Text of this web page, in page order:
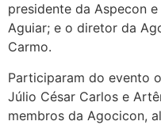
presidente da Aspecon
Aguiar; e o diretor da
Carmo.
Participaram do evento
Júlio César Carlos e
membros da Agocicon,